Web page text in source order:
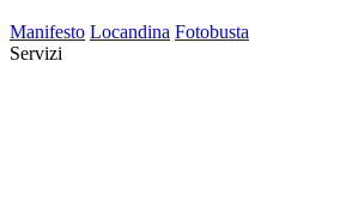
Manifesto Locandina Fotobusta
Servizi